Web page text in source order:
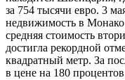
за 754 тысячи евро. 3
недвижимость в
средняя стоимость
достигла рекордной
квадратный метр. За
в цене на 180